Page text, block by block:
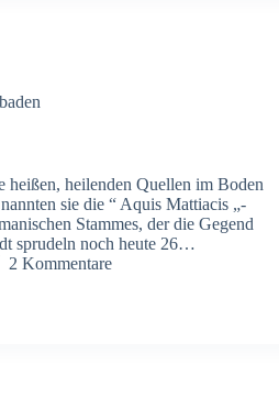
heißen, heilenden Quellen im Boden
sie die “ Aquis Mattiacis „-
Stammes, der die Gegend
sprudeln noch heute 26…
2 Kommentare